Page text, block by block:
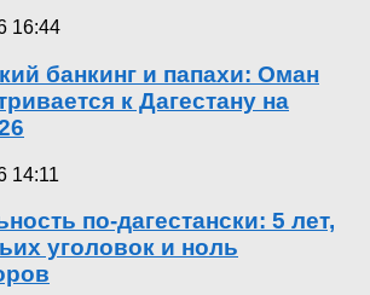
16:44
банкинг и папахи: Оман
к Дагестану на
14:11
по-дагестански: 5 лет,
уголовок и ноль